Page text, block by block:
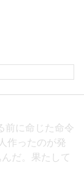
前に命じた命令
作ったのが発
だ。果たして